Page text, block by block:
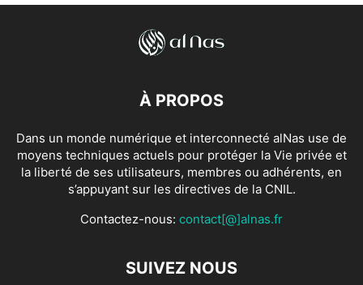
À PROPOS
Dans un monde numérique et interconnecté alNas use de
moyens techniques actuels pour protéger la Vie privée et
la liberté de ses utilisateurs, membres ou adhérents, en
s’appuyant sur les directives de la CNIL.
Contactez-nous: contact[@]alnas.fr
SUIVEZ NOUS